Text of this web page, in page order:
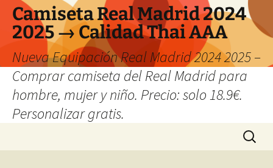
Camiseta Real Madrid 2024
2025 → Calidad Thai AAA
Nueva Equipación Real Madrid 2024 2025 –
Comprar camiseta del Real Madrid para
hombre, mujer y niño. Precio: solo 18.9€.
Personalizar gratis.
Buscar: